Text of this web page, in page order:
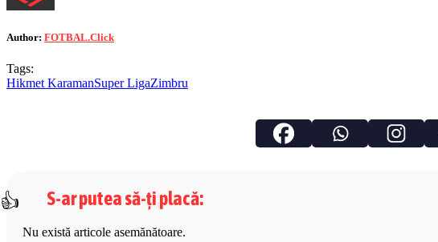
Author: FOTBAL.Click
Tags:
Hikmet KaramanSuper LigaZimbru
S-ar putea să-ți placă:
Nu există articole asemănătoare.